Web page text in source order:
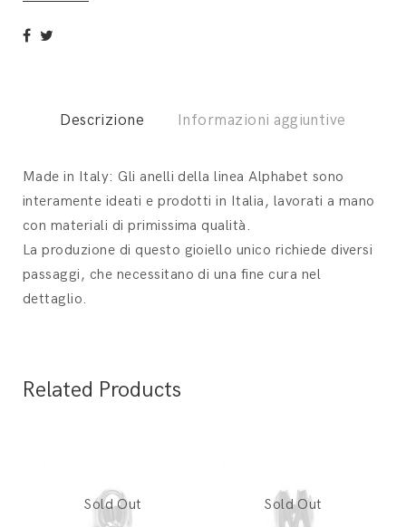
Descrizione Informazioni aggiuntive
Made in Italy: Gli anelli della linea Alphabet sono
interamente ideati e prodotti in Italia, lavorati a mano
con materiali di primissima qualità.
La produzione di questo gioiello unico richiede diversi
passaggi, che necessitano di una fine cura nel
dettaglio.
Related Products